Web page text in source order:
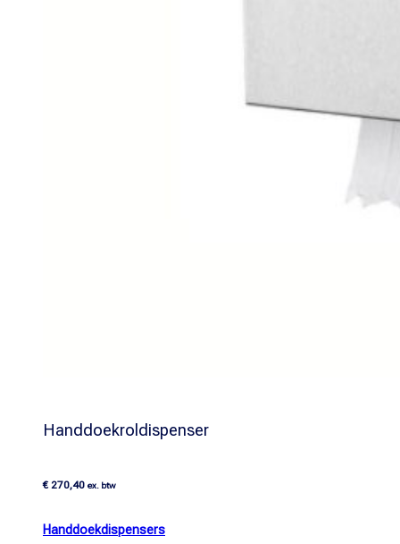
Handdoekroldispenser
€ 270,40 ex. btw
Handdoekdispensers